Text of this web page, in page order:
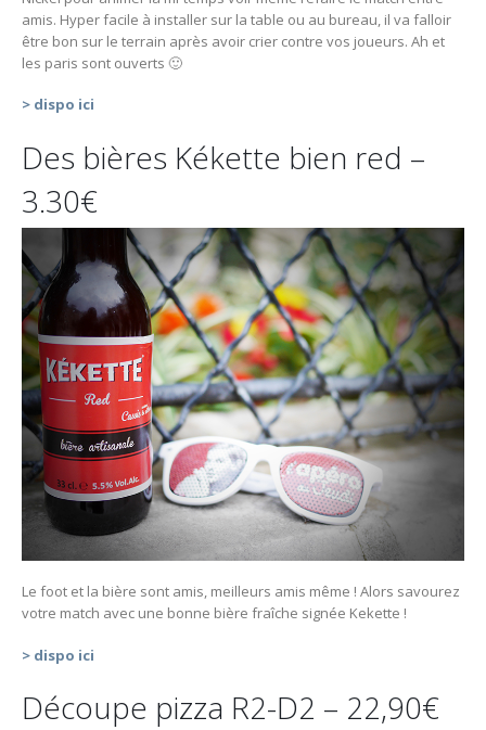
amis. Hyper facile à installer sur la table ou au bureau, il va falloir
être bon sur le terrain après avoir crier contre vos joueurs. Ah et
les paris sont ouverts 🙂
> dispo ici
Des bières Kékette bien red –
3.30€
Le foot et la bière sont amis, meilleurs amis même ! Alors savourez
votre match avec une bonne bière fraîche signée Kekette !
> dispo ici
Découpe pizza R2-D2 – 22,90€